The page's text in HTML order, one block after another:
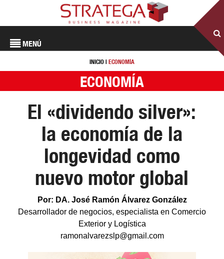
MENÚ
INICIO | ECONOMÍA
ECONOMÍA
El «dividendo silver»:
la economía de la
longevidad como
nuevo motor global
Por: DA. José Ramón Álvarez González
Desarrollador de negocios, especialista en Comercio
Exterior y Logística
ramonalvarezslp@gmail.com